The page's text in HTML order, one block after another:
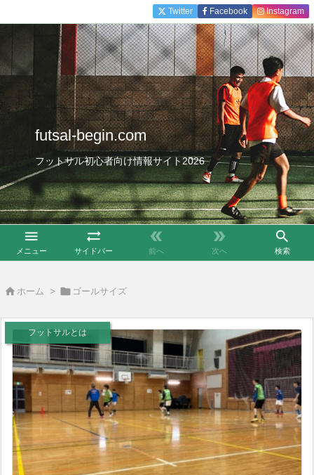
futsal-begin.com
フットサル初心者向け情報サイト2026

メニュー

サイドバー

前へ

次へ

検索
Twitter Facebook Instagram
 ホーム >  ゴールサイズ
フットサルとは